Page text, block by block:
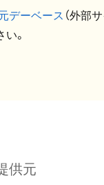
デーベース （外部
。
供元